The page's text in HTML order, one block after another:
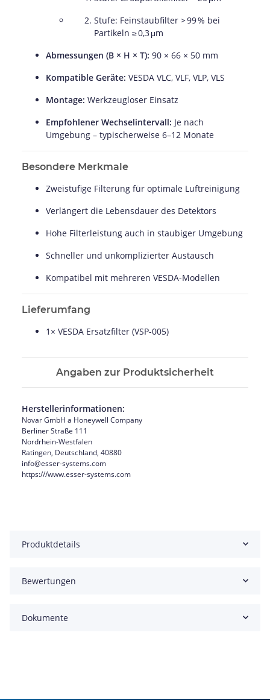
Stufe: Feinstaubfilter > 99 % bei
Partikeln ≥ 0,3 μm
Abmessungen (B × H × T): 90 × 66 × 50 mm
Kompatible Geräte: VESDA VLC, VLF, VLP, VLS
Montage: Werkzeugloser Einsatz
Empfohlener Wechselintervall: Je nach
Umgebung – typischerweise 6–12 Monate
Besondere Merkmale
Zweistufige Filterung für optimale Luftreinigung
Verlängert die Lebensdauer des Detektors
Hohe Filterleistung auch in staubiger Umgebung
Schneller und unkomplizierter Austausch
Kompatibel mit mehreren VESDA-Modellen
Lieferumfang
1× VESDA Ersatzfilter (VSP-005)
Angaben zur Produktsicherheit
Herstellerinformationen:
Novar GmbH a Honeywell Company
Berliner Straße 111
Nordrhein-Westfalen
Ratingen, Deutschland, 40880
info@esser-systems.com
https:///www.esser-systems.com
Produktdetails
Bewertungen
Dokumente